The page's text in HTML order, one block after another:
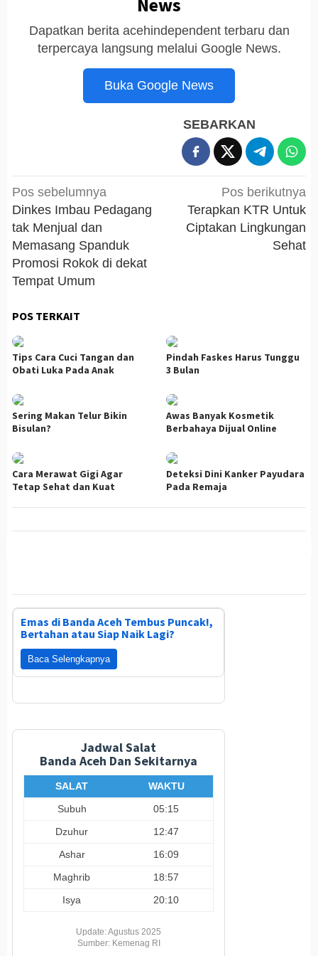
Dapatkan berita acehindependent terbaru dan
terpercaya langsung melalui Google News.
Buka Google News
SEBARKAN
Navigasi
pos
Pos sebelumnya
Dinkes Imbau Pedagang
tak Menjual dan
Memasang Spanduk
Promosi Rokok di dekat
Tempat Umum
Pos berikutnya
Terapkan KTR Untuk
Ciptakan Lingkungan
Sehat
POS TERKAIT
Tips Cara Cuci Tangan dan
Obati Luka Pada Anak
Pindah Faskes Harus Tunggu
3 Bulan
Sering Makan Telur Bikin
Bisulan?
Awas Banyak Kosmetik
Berbahaya Dijual Online
Cara Merawat Gigi Agar
Tetap Sehat dan Kuat
Deteksi Dini Kanker Payudara
Pada Remaja
Emas di Banda Aceh Tembus Puncak!,
Bertahan atau Siap Naik Lagi?
Baca Selengkapnya
Jadwal Salat
Banda Aceh Dan Sekitarnya
SALAT
WAKTU
Subuh
05:15
Dzuhur
12:47
Ashar
16:09
Maghrib
18:57
Isya
20:10
Update: Agustus 2025
Sumber: Kemenag RI